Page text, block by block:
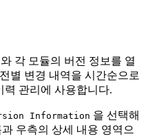
각 모듈의 버전 정보를 열
별 변경 내역을 시간순으로
력 관리에 사용합니다.
Information 을 선택해
우측의 상세 내용 영역으